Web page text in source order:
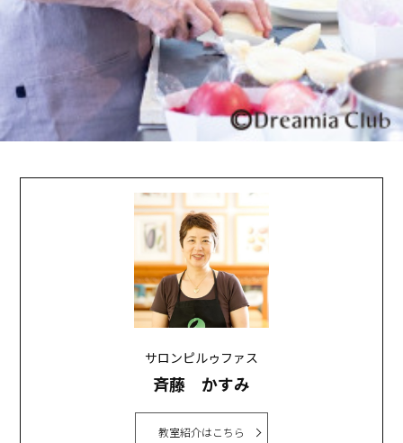
サロンピルゥファス
斉藤 かすみ
教室紹介はこちら